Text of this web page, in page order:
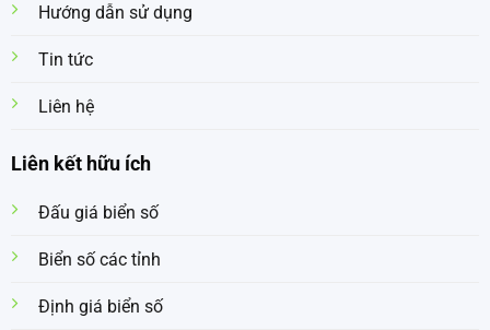
Hướng dẫn sử dụng
Tin tức
Liên hệ
Liên kết hữu ích
Đấu giá biển số
Biển số các tỉnh
Định giá biển số